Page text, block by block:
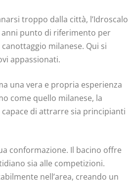
troppo dalla città, l’Idroscalo
anni punto di riferimento per
milanese. Qui si
appassionati.
una vera e propria esperienza
come quello milanese, la
di attrarre sia principianti
conformazione. Il bacino offre
sia alle competizioni.
nell’area, creando un